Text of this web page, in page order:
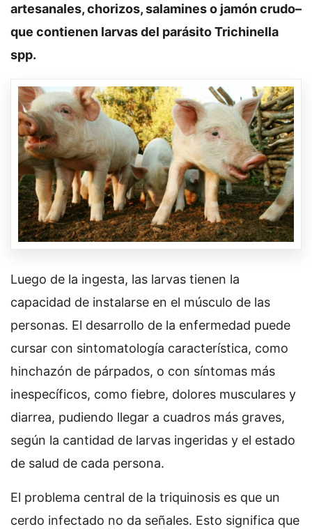
artesanales, chorizos, salamines o jamón crudo–
que contienen larvas del parásito Trichinella
spp.
Luego de la ingesta, las larvas tienen la
capacidad de instalarse en el músculo de las
personas. El desarrollo de la enfermedad puede
cursar con sintomatología característica, como
hinchazón de párpados, o con síntomas más
inespecíficos, como fiebre, dolores musculares y
diarrea, pudiendo llegar a cuadros más graves,
según la cantidad de larvas ingeridas y el estado
de salud de cada persona.
El problema central de la triquinosis es que un
cerdo infectado no da señales. Esto significa que